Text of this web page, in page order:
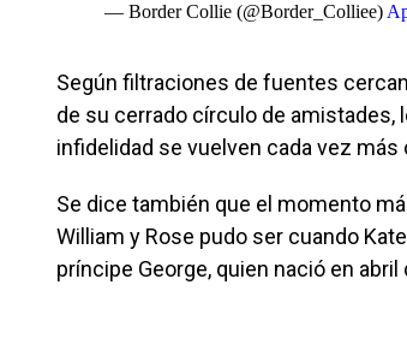
— Border Collie (@Border_Colliee)
Según filtraciones de fuentes
de su cerrado círculo de amistades,
infidelidad se vuelven cada vez más
Se dice también que el momento
William y Rose pudo ser cuando
príncipe George, quien nació en abril